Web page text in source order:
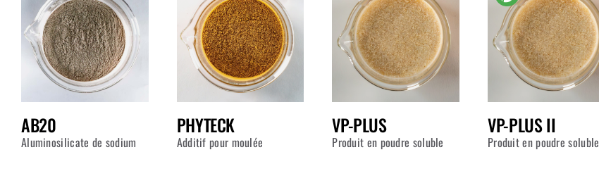
AB20
Aluminosilicate de sodium
PHYTECK
Additif pour moulée
VP-PLUS
Produit en poudre soluble
VP-PLUS II
Produit en poudre soluble